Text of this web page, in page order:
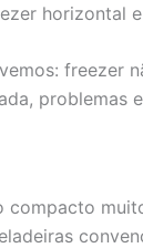
horizontal
freezer
problemas
compacto